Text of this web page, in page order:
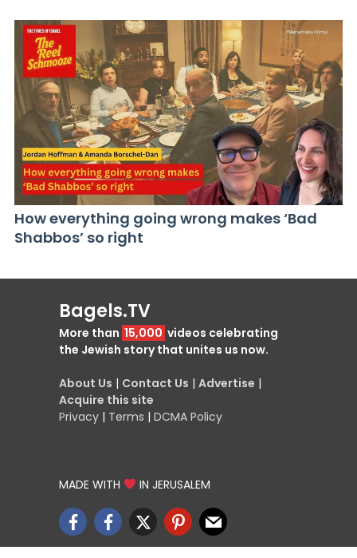
How everything going wrong makes ‘Bad
Shabbos’ so right
Bagels.TV
More than 15,000 videos celebrating
the Jewish story that unites us now.
About Us | Contact Us | Advertise |
Acquire this site
Privacy | Terms | DCMA Policy
MADE WITH IN JERUSALEM